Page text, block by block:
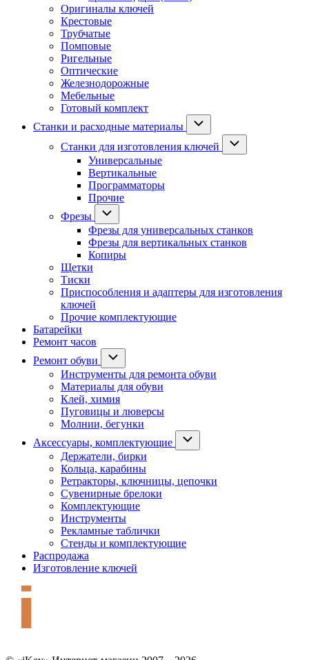
Оригиналы ключей
Крестовые
Трубчатые
Помповые
Ригельные
Оптические
Железнодорожные
Мебельные
Готовый комплект
Станки и расходные материалы
Станки для изготовления ключей
Универсальные
Вертикальные
Программаторы
Прочие
Фрезы
Фрезы для универсальных станков
Фрезы для вертикальных станков
Копиры
Щетки
Тиски
Приспособления и адаптеры для изготовления
ключей
Прочие комплектующие
Батарейки
Ремонт часов
Ремонт обуви
Инструменты для ремонта обуви
Материалы для обуви
Клей, химия
Пуговицы и люверсы
Молнии, бегунки
Аксессуары, комплектующие
Держатели, бирки
Кольца, карабины
Ретракторы, ключницы, цепочки
Сувенирные брелоки
Комплектующие
Инструменты
Рекламные таблички
Стенды и комплектующие
Распродажа
Изготовление ключей